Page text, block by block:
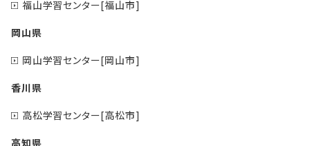
福山学習センター[福山市]
岡山県
岡山学習センター[岡山市]
香川県
高松学習センター[高松市]
高知県